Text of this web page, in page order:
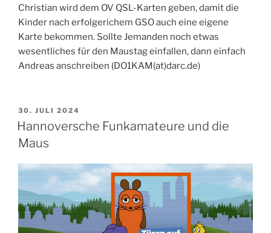
Christian wird dem OV QSL-Karten geben, damit die
Kinder nach erfolgerichem GSO auch eine eigene
Karte bekommen. Sollte Jemanden noch etwas
wesentliches für den Maustag einfallen, dann einfach
Andreas anschreiben (DO1KAM(at)darc.de)
VERÖFFENTLICHT
AM
30. JULI 2024
Hannoversche Funkamateure und die
Maus